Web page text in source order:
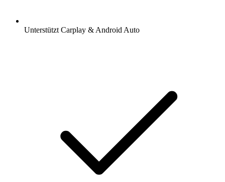
Unterstützt Carplay & Android Auto